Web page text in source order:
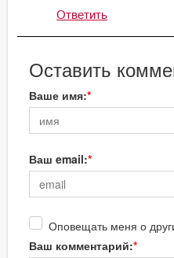
Ответить
Оставить
Ваше имя:
Ваш email:
Оповещать меня о
Ваш комментарий: